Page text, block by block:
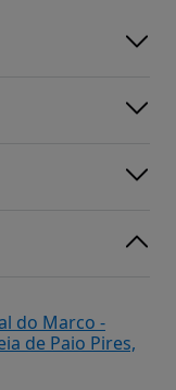
do Marco -
de Paio Pires,